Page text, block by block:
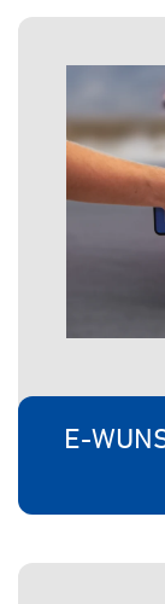
E-